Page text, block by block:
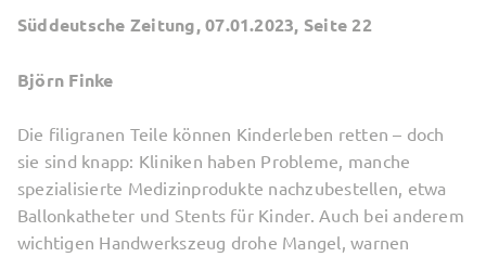
Süddeutsche Zeitung, 07.01.2023, Seite 22
Björn Finke
Die filigranen Teile können Kinderleben retten – doch
sie sind knapp: Kliniken haben Probleme, manche
spezialisierte Medizinprodukte nachzubestellen, etwa
Ballonkatheter und Stents für Kinder. Auch bei anderem
wichtigen Handwerkszeug drohe Mangel, warnen